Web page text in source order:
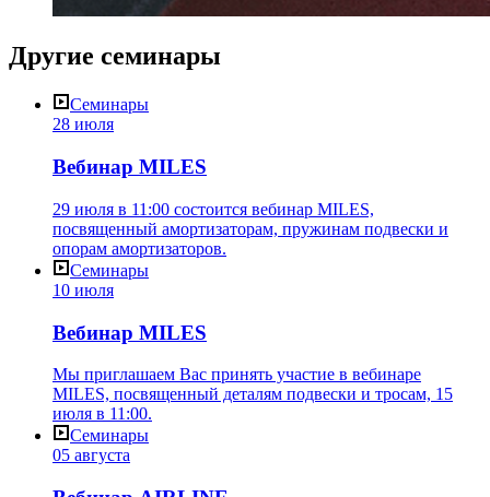
Другие семинары
Семинары
28 июля
Вебинар MILES
29 июля в 11:00 состоится вебинар MILES,
посвященный амортизаторам, пружинам подвески и
опорам амортизаторов.
Семинары
10 июля
Вебинар MILES
Мы приглашаем Вас принять участие в вебинаре
MILES, посвященный деталям подвески и тросам, 15
июля в 11:00.
Семинары
05 августа